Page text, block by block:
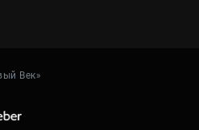
Век»